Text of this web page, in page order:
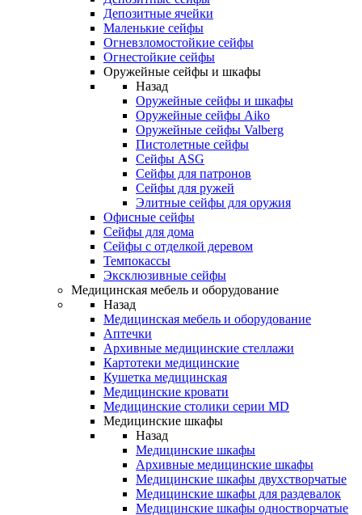
Депозитные ячейки
Маленькие сейфы
Огневзломостойкие сейфы
Огнестойкие сейфы
Оружейные сейфы и шкафы
Назад
Оружейные сейфы и шкафы
Оружейные сейфы Aiko
Оружейные сейфы Valberg
Пистолетные сейфы
Сейфы ASG
Сейфы для патронов
Сейфы для ружей
Элитные сейфы для оружия
Офисные сейфы
Сейфы для дома
Сейфы с отделкой деревом
Темпокассы
Эксклюзивные сейфы
Медицинская мебель и оборудование
Назад
Медицинская мебель и оборудование
Аптечки
Архивные медицинские стеллажи
Картотеки медицинские
Кушетка медицинская
Медицинские кровати
Медицинские столики серии MD
Медицинские шкафы
Назад
Медицинские шкафы
Архивные медицинские шкафы
Медицинские шкафы двухстворчатые
Медицинские шкафы для раздевалок
Медицинские шкафы одностворчатые